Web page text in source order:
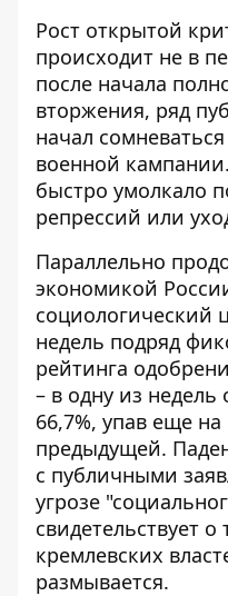
Рост открытой
происходит не в
после начала
вторжения, ряд
начал
военной
быстро умолкало
репрессий или
Параллельно
экономикой
социологический
недель подряд
рейтинга
– в одну из
66,7%, упав еще
предыдущей.
с публичными
угрозе
свидетельствует
кремлевских
размывается.